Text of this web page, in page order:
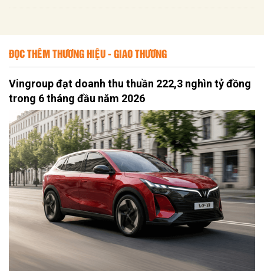
ĐỌC THÊM THƯƠNG HIỆU - GIAO THƯƠNG
Vingroup đạt doanh thu thuần 222,3 nghìn tỷ đồng
trong 6 tháng đầu năm 2026